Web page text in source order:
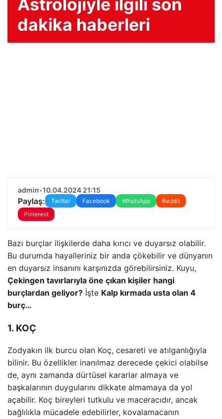
Astrolojiyle ilgili son
dakika haberleri
admin•10.04.2024 21:15
Paylaş: Twitter Facebook WhatsApp
Reddit
Pinterest
Bazı burçlar ilişkilerde daha kırıcı ve duyarsız olabilir.
Bu durumda hayalleriniz bir anda çökebilir ve dünyanın
en duyarsız insanını karşınızda görebilirsiniz. Kuyu,
Çekingen tavırlarıyla öne çıkan kişiler hangi
burçlardan geliyor? İşte Kalp kırmada usta olan 4
burç…
1. KOÇ
Zodyakın ilk burcu olan Koç, cesareti ve atılganlığıyla
bilinir. Bu özellikler inanılmaz derecede çekici olabilse
de, aynı zamanda dürtüsel kararlar almaya ve
başkalarının duygularını dikkate almamaya da yol
açabilir. Koç bireyleri tutkulu ve maceracıdır, ancak
bağlılıkla mücadele edebilirler, kovalamacanın